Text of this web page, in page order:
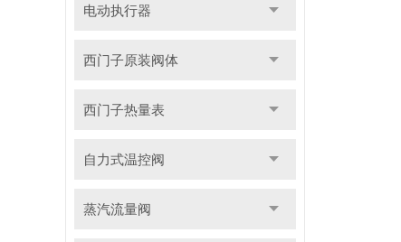
电动执行器
西门子原装阀体
西门子热量表
自力式温控阀
蒸汽流量阀